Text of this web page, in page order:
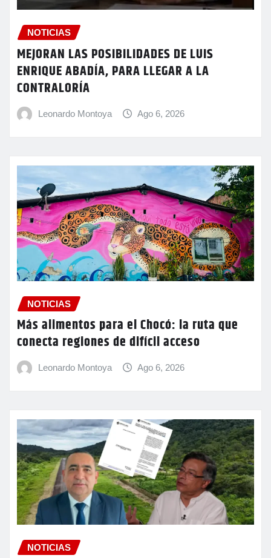
NOTICIAS
MEJORAN LAS POSIBILIDADES DE LUIS
ENRIQUE ABADÍA, PARA LLEGAR A LA
CONTRALORÍA
Leonardo Montoya Ago 6, 2026
NOTICIAS
Más alimentos para el Chocó: la ruta que
conecta regiones de difícil acceso
Leonardo Montoya Ago 6, 2026
NOTICIAS